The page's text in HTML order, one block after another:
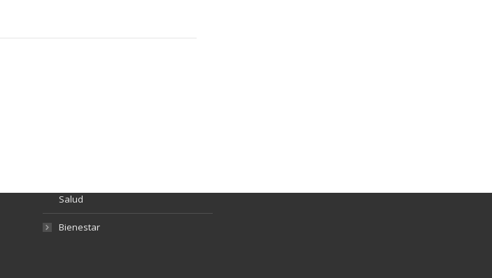
Salud
Bienestar